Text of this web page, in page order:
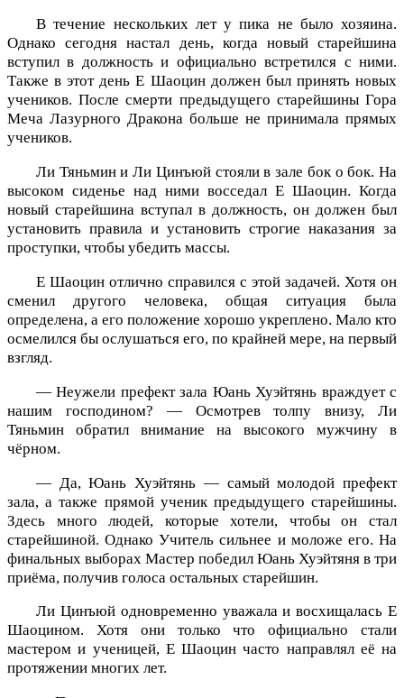
В течение нескольких лет у пика не было хозяина.
Однако сегодня настал день, когда новый старейшина
вступил в должность и официально встретился с ними.
Также в этот день Е Шаоцин должен был принять новых
учеников. После смерти предыдущего старейшины Гора
Меча Лазурного Дракона больше не принимала прямых
учеников.
Ли Тяньмин и Ли Цинъюй стояли в зале бок о бок. На
высоком сиденье над ними восседал Е Шаоцин. Когда
новый старейшина вступал в должность, он должен был
установить правила и установить строгие наказания за
проступки, чтобы убедить массы.
Е Шаоцин отлично справился с этой задачей. Хотя он
сменил другого человека, общая ситуация была
определена, а его положение хорошо укреплено. Мало кто
осмелился бы ослушаться его, по крайней мере, на первый
взгляд.
— Неужели префект зала Юань Хуэйтянь враждует с
нашим господином? — Осмотрев толпу внизу, Ли
Тяньмин обратил внимание на высокого мужчину в
чёрном.
— Да, Юань Хуэйтянь — самый молодой префект
зала, а также прямой ученик предыдущего старейшины.
Здесь много людей, которые хотели, чтобы он стал
старейшиной. Однако Учитель сильнее и моложе его. На
финальных выборах Мастер победил Юань Хуэйтяня в три
приёма, получив голоса остальных старейшин.
Ли Цинъюй одновременно уважала и восхищалась Е
Шаоцином. Хотя они только что официально стали
мастером и ученицей, Е Шаоцин часто направлял её на
протяжении многих лет.